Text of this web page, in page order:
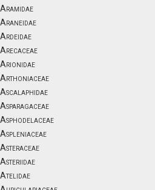
Aramidae
Araneidae
Ardeidae
Arecaceae
Arionidae
Arthoniaceae
Ascalaphidae
Asparagaceae
Asphodelaceae
Aspleniaceae
Asteraceae
Asteriidae
Atelidae